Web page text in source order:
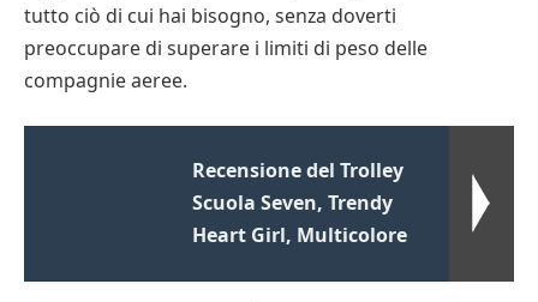
tutto ciò di cui hai bisogno, senza doverti
preoccupare di superare i limiti di peso delle
compagnie aeree.
Recensione del Trolley
Scuola Seven, Trendy
Heart Girl, Multicolore